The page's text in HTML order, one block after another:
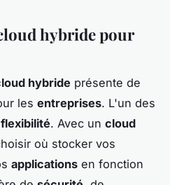
hybride pour
hybride présente de
les entreprises. L'un des
flexibilité. Avec un cloud
où stocker vos
applications en fonction